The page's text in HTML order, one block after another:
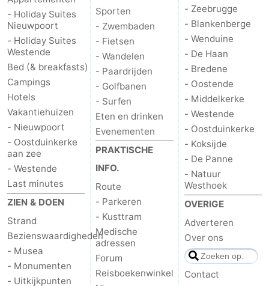
- Holiday Suites
Nieuwpoort
- Holiday Suites
Westende
Bed (& breakfasts)
Campings
Hotels
Vakantiehuizen
- Nieuwpoort
- Oostduinkerke
aan zee
- Westende
Last minutes
ZIEN & DOEN
Strand
Bezienswaardigheden
- Musea
- Monumenten
- Uitkijkpunten
Sporten
- Zwembaden
- Fietsen
- Wandelen
- Paardrijden
- Golfbanen
- Surfen
Eten en drinken
Evenementen
PRAKTISCHE
INFO.
Route
- Parkeren
- Kusttram
Medische
adressen
Forum
Reisboekenwinkel
- Zeebrugge
- Blankenberge
- Wenduine
- De Haan
- Bredene
- Oostende
- Middelkerke
- Westende
- Oostduinkerke
- Koksijde
- De Panne
- Natuur
Westhoek
OVERIGE
Adverteren
Over ons
Contact